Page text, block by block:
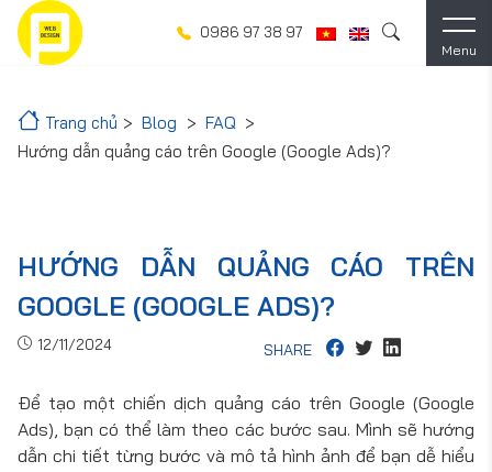
Menu
0986 97 38 97
Trang chủ Blog
FAQ
Hướng dẫn quảng cáo trên Google (Google Ads)?
HƯỚNG DẪN QUẢNG CÁO TRÊN
GOOGLE (GOOGLE ADS)?
12/11/2024 SHARE
Để tạo một chiến dịch quảng cáo trên Google (Google
Ads), bạn có thể làm theo các bước sau. Mình sẽ hướng
dẫn chi tiết từng bước và mô tả hình ảnh để bạn dễ hiểu